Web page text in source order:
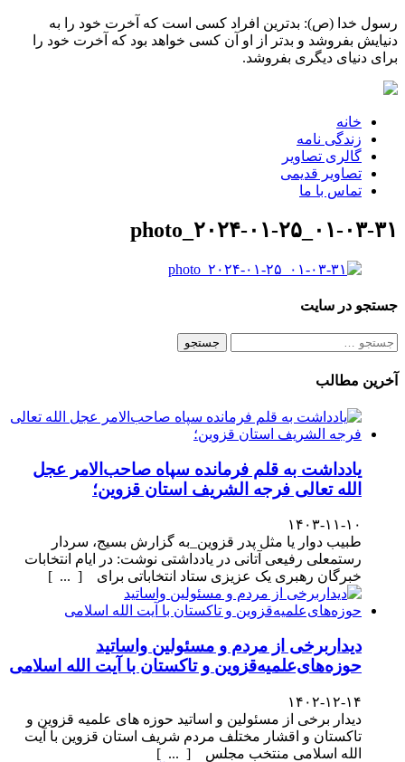
رسول خدا (ص): بدترین افراد کسی است که آخرت خود را به
دنیایش بفروشد و بدتر از او آن کسی خواهد بود که آخرت خود را
برای دنیای دیگری بفروشد.
خانه
زندگی نامه
گالری تصاویر
تصاویر قدیمی
تماس با ما
photo_۲۰۲۴-۰۱-۲۵_۰۱-۰۳-۳۱
جستجو در سایت
جستجو
آخرین مطالب
یادداشت به قلم فرمانده سپاه صاحب‌الامر عجل
الله تعالی فرجه الشریف استان قزوین؛
۱۴۰۳-۱۱-۱۰
طبیب دوار یا مثل پدر قزوین_به گزارش بسیج، سردار
رستمعلی رفیعی آتانی در یادداشتی نوشت: در ایام انتخابات
خبرگان رهبری یک عزیزی ستاد انتخاباتی برای [ ... ]
دیداربرخی از مردم و مسئولین واساتید
حوزه‌های‌علمیه‌قزوین و تاکستان با آیت الله اسلامی
۱۴۰۲-۱۲-۱۴
دیدار برخی از مسئولین و اساتید حوزه های علمیه قزوین و
تاکستان و اقشار مختلف مردم شریف استان قزوین با آیت
الله اسلامی منتخب مجلس [ ... ]